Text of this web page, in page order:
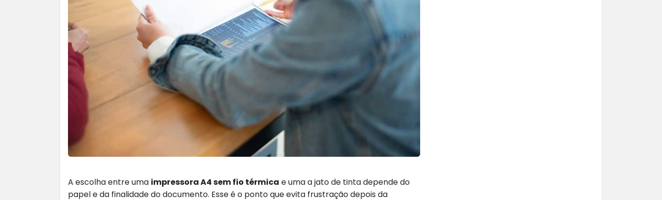
A escolha entre uma impressora A4 sem fio térmica e uma a jato de tinta depende do
papel e da finalidade do documento. Esse é o ponto que evita frustração depois da